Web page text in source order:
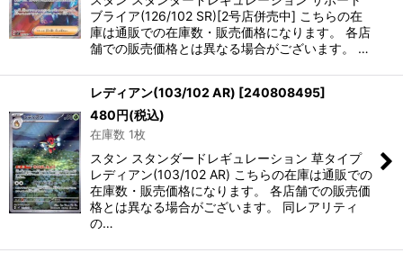
ブライア(126/102 SR)[2号店併売中] こちらの在
庫は通販での在庫数・販売価格になります。 各店
舗での販売価格とは異なる場合がございます。 …
レディアン(103/102 AR) [240808495]
480円(税込)
在庫数 1枚
スタン スタンダードレギュレーション 草タイプ
レディアン(103/102 AR) こちらの在庫は通販での
在庫数・販売価格になります。 各店舗での販売価
格とは異なる場合がございます。 同レアリティ
の…